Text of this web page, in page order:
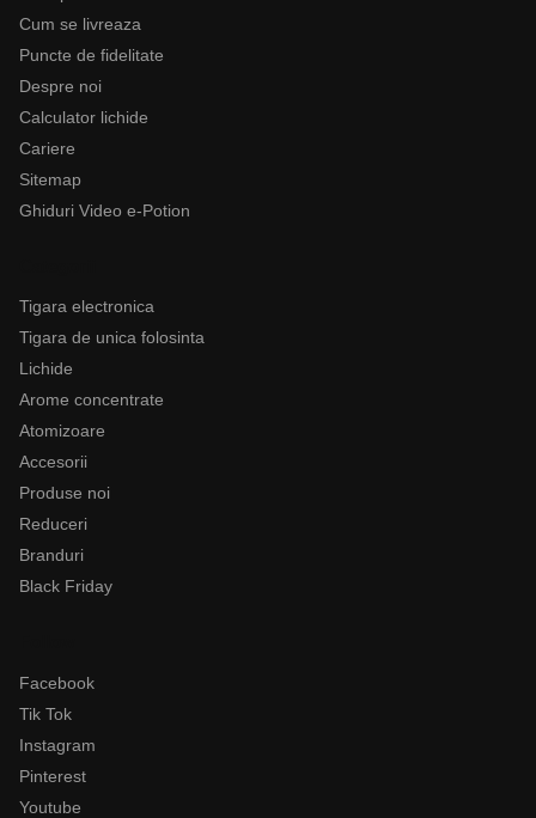
Cum se livreaza
Puncte de fidelitate
Despre noi
Calculator lichide
Cariere
Sitemap
Ghiduri Video e-Potion
Tigara electronica
Tigara de unica folosinta
Lichide
Arome concentrate
Atomizoare
Accesorii
Produse noi
Reduceri
Branduri
Black Friday
Facebook
Tik Tok
Instagram
Pinterest
Youtube